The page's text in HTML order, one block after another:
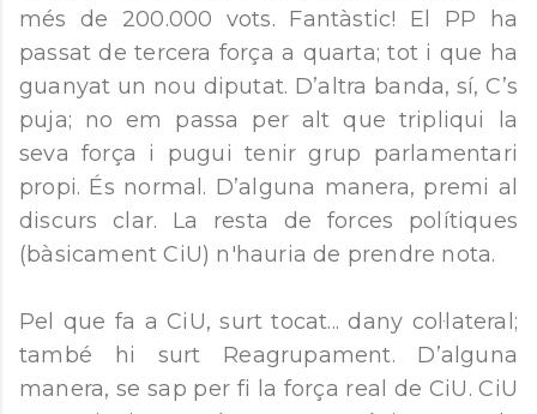
més de 200.000 vots. Fantàstic! El PP ha
passat de tercera força a quarta; tot i que ha
guanyat un nou diputat. D’altra banda, sí, C’s
puja; no em passa per alt que tripliqui la
seva força i pugui tenir grup parlamentari
propi. És normal. D’alguna manera, premi al
discurs clar. La resta de forces polítiques
(bàsicament CiU) n'hauria de prendre nota.
Pel que fa a CiU, surt tocat... dany col·lateral;
també hi surt Reagrupament. D’alguna
manera, se sap per fi la força real de CiU. CiU